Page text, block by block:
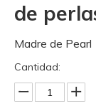
de
Madre de Pearl
Cantidad: